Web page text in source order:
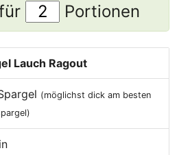
Portionen
Lauch Ragout
(möglichst dick am besten